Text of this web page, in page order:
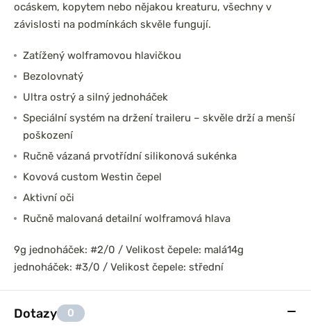
ocáskem, kopytem nebo nějakou kreaturu, všechny v
závislosti na podmínkách skvěle fungují.
Zatížený wolframovou hlavičkou
Bezolovnatý
Ultra ostrý a silný jednoháček
Speciální systém na držení traileru – skvěle drží a menší
poškození
Ručně vázaná prvotřídní silikonová sukénka
Kovová custom Westin čepel
Aktivní oči
Ručně malovaná detailní wolframová hlava
9g jednoháček: #2/0 / Velikost čepele: malá14g
jednoháček: #3/0 / Velikost čepele: střední
Dotazy 0